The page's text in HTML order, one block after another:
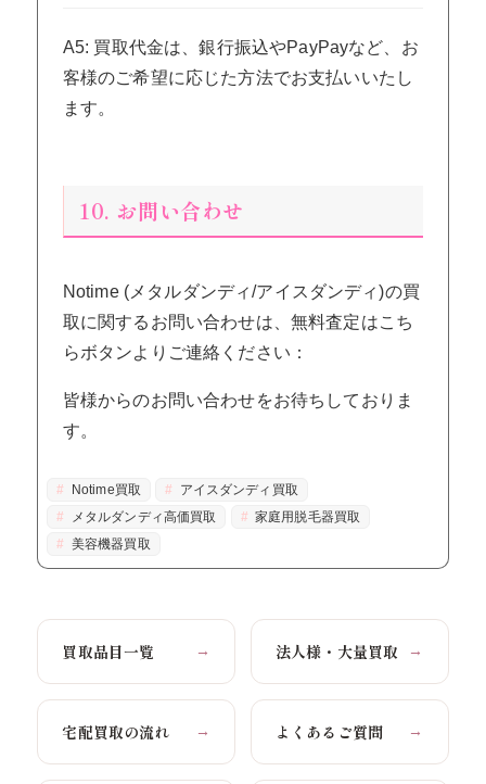
A5: 買取代金は、銀行振込やPayPayなど、お
客様のご希望に応じた方法でお支払いいたし
ます。
10. お問い合わせ
Notime (メタルダンディ/アイスダンディ)の買
取に関するお問い合わせは、無料査定はこち
らボタンよりご連絡ください：
皆様からのお問い合わせをお待ちしておりま
す。
Notime買取
アイスダンディ買取
メタルダンディ高価買取
家庭用脱毛器買取
美容機器買取
買取品目一覧 → 法人様・大量買取 →
宅配買取の流れ → よくあるご質問 →